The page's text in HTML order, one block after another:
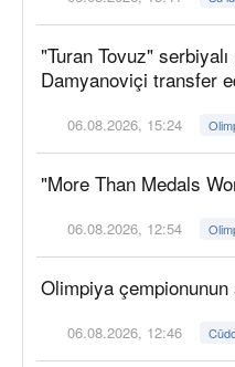
"Turan Tovuz"
Damyanoviçi transfer
06.08.2026, 15:24
"More Than Medals
06.08.2026, 12:54
Olimpiya çempionunun
06.08.2026, 12:46